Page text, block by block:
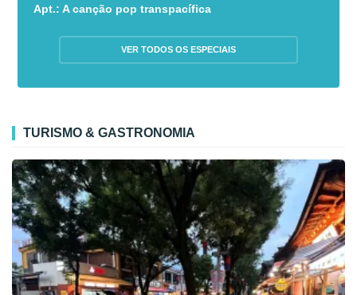
Apt.: A canção pop transpacífica
VER TODOS OS ESPECIAIS
TURISMO & GASTRONOMIA